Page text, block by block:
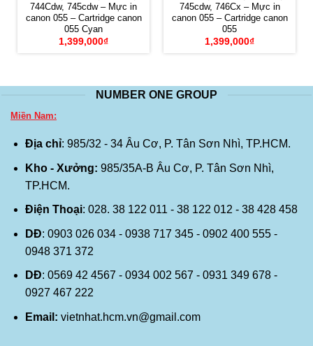
744Cdw, 745cdw – Mực in
canon 055 – Cartridge canon
055 Cyan
1,399,000₫
745cdw, 746Cx – Mực in
canon 055 – Cartridge canon
055
1,399,000₫
NUMBER ONE GROUP
Miền Nam:
Địa chỉ: 985/32 - 34 Âu Cơ, P. Tân Sơn Nhì, TP.HCM.
Kho - Xưởng: 985/35A-B Âu Cơ, P. Tân Sơn Nhì,
TP.HCM.
Điện Thoại: 028. 38 122 011 - 38 122 012 - 38 428 458
DĐ: 0903 026 034 - 0938 717 345 - 0902 400 555 -
0948 371 372
DĐ: 0569 42 4567 - 0934 002 567 - 0931 349 678 -
0927 467 222
Email: vietnhat.hcm.vn@gmail.com